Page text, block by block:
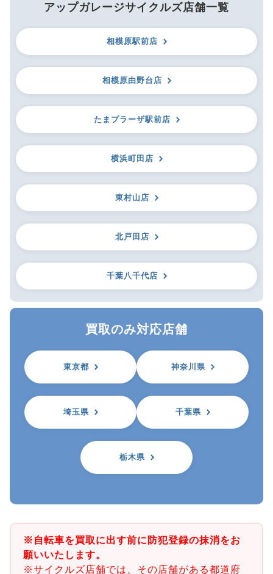
アップガレージサイクルズ店舗一覧
相模原駅前店
相模原由野台店
たまプラーザ駅前店
横浜町田店
東村山店
北戸田店
千葉八千代店
買取のみ対応店舗
東京都 神奈川県
埼玉県 千葉県
栃木県
※自転車を買取に出す前に防犯登録の抹消をお
願いいたします。
※サイクルズ店舗では、その店舗がある都道府